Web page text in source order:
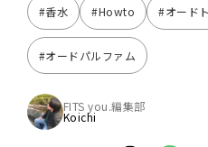
#香水 #Howto #オード
#オードパルファム
FITS you.編集部
Koichi